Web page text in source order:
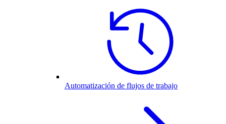
Automatización de flujos de trabajo